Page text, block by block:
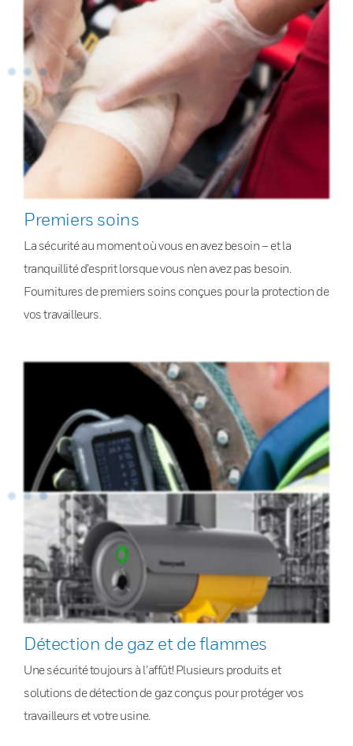
Premiers soins
La sécurité au moment où vous en avez besoin – et la
tranquillité d’esprit lorsque vous n’en avez pas besoin.
Fournitures de premiers soins conçues pour la protection de
vos travailleurs.
Détection de gaz et de flammes
Une sécurité toujours à l’affût! Plusieurs produits et
solutions de détection de gaz conçus pour protéger vos
travailleurs et votre usine.